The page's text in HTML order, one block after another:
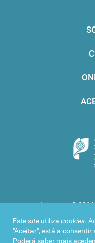
Estesite utiliza cookies.
"Aceitar", está a consentir
Poderá saber mais
Infarmed ©